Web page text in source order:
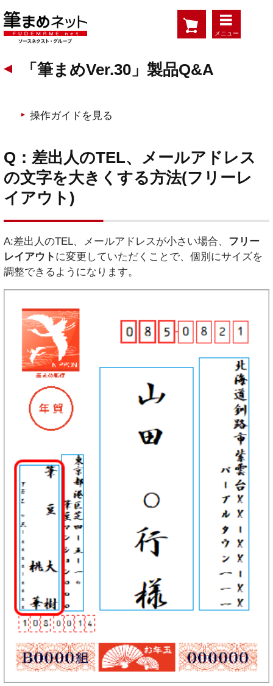
メニュー
「筆まめVer.30」製品Q&A
操作ガイドを見る
Q：差出人のTEL、メールアドレス
の文字を大きくする方法(フリーレ
イアウト)
A:差出人のTEL、メールアドレスが小さい場合、 フリー
レイアウト に変更していただくことで、個別にサイズを
調整できるようになります。